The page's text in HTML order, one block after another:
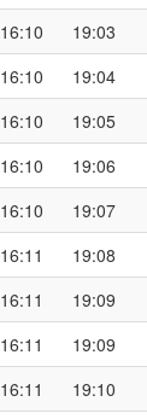
16:10 19:03
16:10 19:04
16:10 19:05
16:10 19:06
16:10 19:07
16:11 19:08
16:11 19:09
16:11 19:09
16:11 19:10